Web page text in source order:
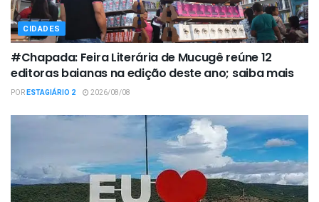
CIDADES
#Chapada: Feira Literária de Mucugê reúne 12
editoras baianas na edição deste ano; saiba mais
PORESTAGIÁRIO 2 2026/08/08